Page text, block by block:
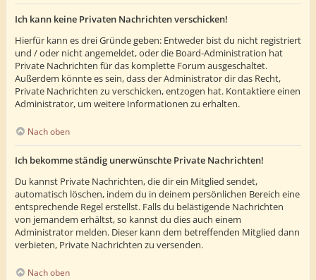
Ich kann keine Privaten Nachrichten verschicken!
Hierfür kann es drei Gründe geben: Entweder bist du nicht registriert
und / oder nicht angemeldet, oder die Board-Administration hat
Private Nachrichten für das komplette Forum ausgeschaltet.
Außerdem könnte es sein, dass der Administrator dir das Recht,
Private Nachrichten zu verschicken, entzogen hat. Kontaktiere einen
Administrator, um weitere Informationen zu erhalten.
Nach oben
Ich bekomme ständig unerwünschte Private Nachrichten!
Du kannst Private Nachrichten, die dir ein Mitglied sendet,
automatisch löschen, indem du in deinem persönlichen Bereich eine
entsprechende Regel erstellst. Falls du belästigende Nachrichten
von jemandem erhältst, so kannst du dies auch einem
Administrator melden. Dieser kann dem betreffenden Mitglied dann
verbieten, Private Nachrichten zu versenden.
Nach oben